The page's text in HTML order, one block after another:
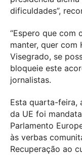
dificuldades”,
“Espero que com
manter, quer com
Visegrado, se
bloqueie este
jornalistas.
Esta quarta-feira,
da UE foi
Parlamento
às verbas
Recuperação ao